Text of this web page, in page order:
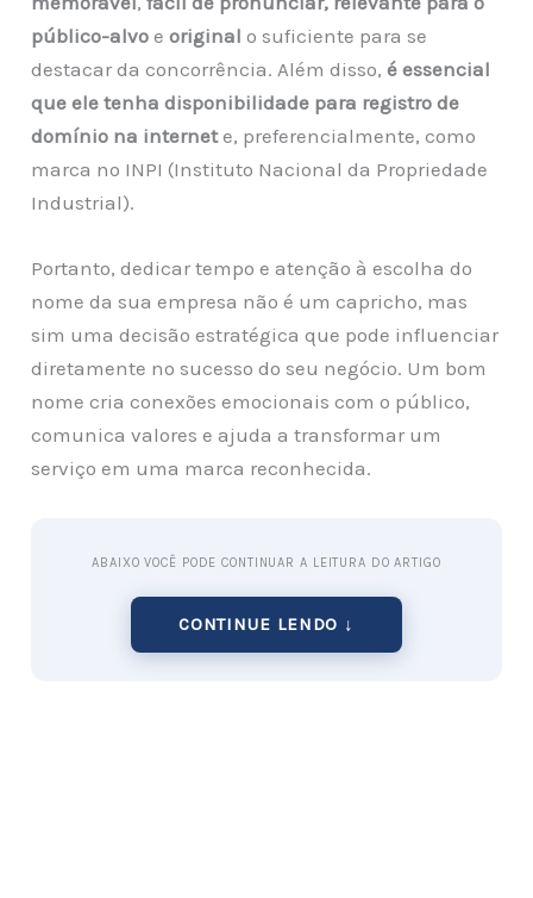
público-alvo eoriginal o suficiente para se
destacar da concorrência. Além disso,é essencial
que ele tenha disponibilidade para registro de
domínio na internete, preferencialmente, como
marca no INPI (Instituto Nacional da Propriedade
Industrial).
Portanto, dedicar tempo e atenção à escolha do
nome da sua empresa não é um capricho, mas
sim uma decisão estratégica que pode influenciar
diretamente no sucesso do seu negócio. Um bom
nome cria conexões emocionais com o público,
comunica valores e ajuda a transformar um
serviço em uma marca reconhecida.
ABAIXO VOCÊ PODE CONTINUAR A LEITURA DO ARTIGO
CONTINUE LENDO ↓